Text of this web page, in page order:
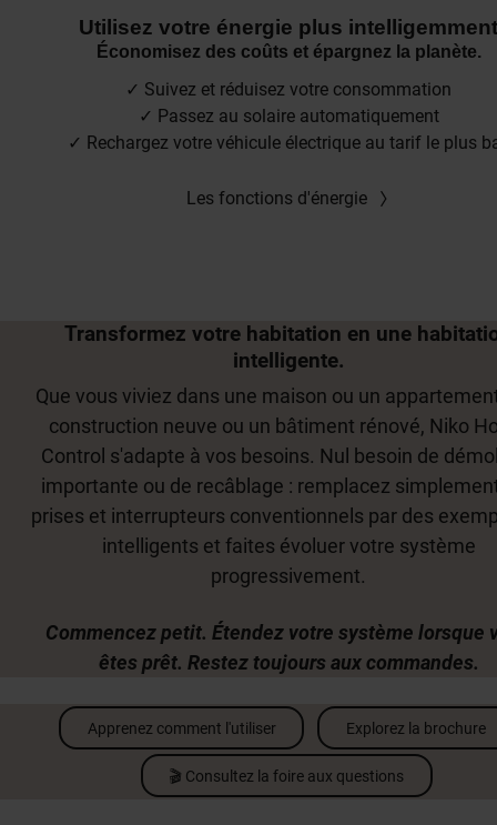
Utilisez votre énergie plus intelligemment
Économisez des coûts et épargnez la planète.
✓ Suivez et réduisez votre consommation
✓ Passez au solaire automatiquement
✓ Rechargez votre véhicule électrique au tarif le plus
Les fonctions d'énergie
Transformez votre habitation en une
intelligente.
Que vous viviez dans une maison ou un
construction neuve ou un bâtiment rénové, Niko
Control s'adapte à vos besoins. Nul besoin de
importante ou de recâblage : remplacez
prises et interrupteurs conventionnels par des
intelligents et faites évoluer votre système
progressivement.
Commencez petit. Étendez votre système lorsque
êtes prêt. Restez toujours aux commandes.
Apprenez comment l'utiliser Explorez la brochure
🎬 Consultez la foire aux questions